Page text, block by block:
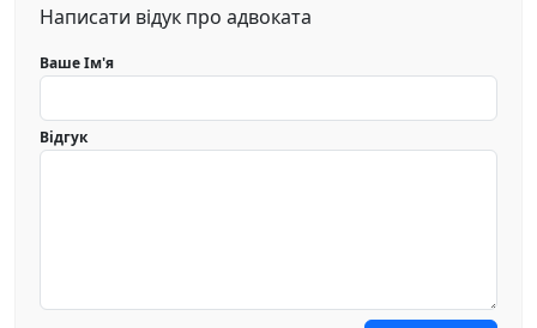
Написати відук про адвоката
Ваше Ім'я
Відгук